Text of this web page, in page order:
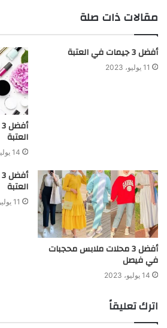
مقالات ذات صلة
أفضل 3 جيمات في العتبة
11 يوليو، 2023
العتبة
14 يوليو، 2023
أفضل 3 محلات ملابس محجبات
في فيصل
14 يوليو، 2023
العتبة
11 يوليو، 2023
اترك تعليقاً